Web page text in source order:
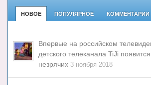
НОВОЕ ПОПУЛЯРНОЕ КОММЕНТАРИИ
Впервые на российском
детского телеканала TiJi
незрячих 3 ноября 2018